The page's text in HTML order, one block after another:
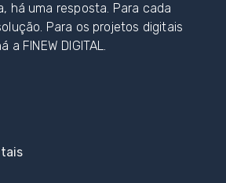
há uma resposta. Para cada
Para os projetos digitais
FINEW DIGITAL.